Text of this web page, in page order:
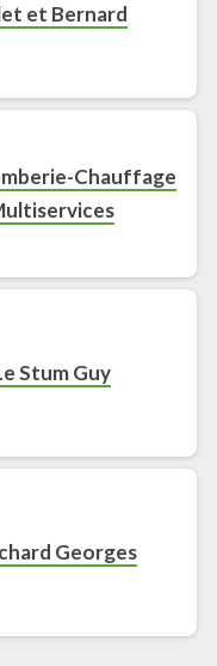
et Bernard
Chauffage
Stum Guy
Georges